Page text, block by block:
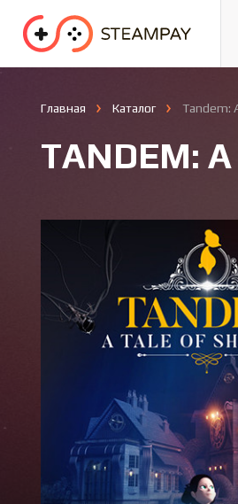
Спорт Гонки
Главная Каталог Tandem:
TANDEM: